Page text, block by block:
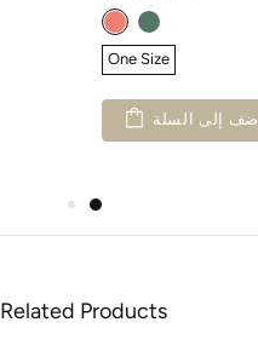
One Size
أضف إلى السلة
Related Products